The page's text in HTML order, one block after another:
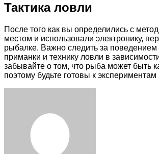
Тактика ловли
После того как вы определились с
местом и использовали электронику,
рыбалке. Важно следить за
приманки и технику ловли в
забывайте о том, что рыба может быть
поэтому будьте готовы к